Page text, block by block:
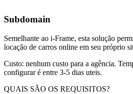
Subdomain
Semelhante ao i-Frame, esta solução
locação de carros online em seu próprio
Custo: nenhum custo para a agência.
configurar é entre 3-5 dias uteis.
QUAIS SÃO OS REQUISITOS?